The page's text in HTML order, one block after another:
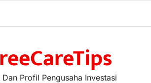
Dan Profil Pengusaha Investasi